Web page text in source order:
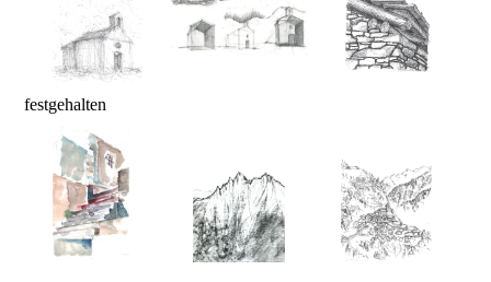
festgehalten